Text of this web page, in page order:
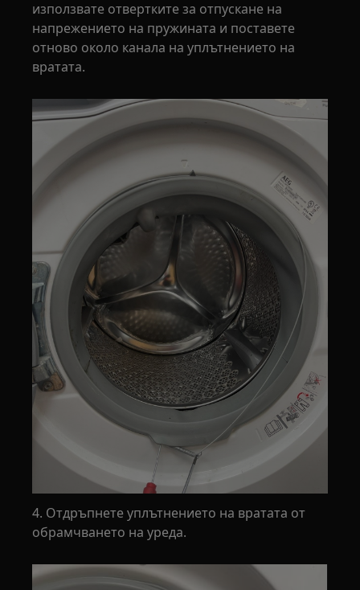
използвате отвертките за отпускане на
напрежението на пружината и поставете
отново около канала на уплътнението на
вратата.
4. Отдръпнете уплътнението на вратата от
обрамчването на уреда.